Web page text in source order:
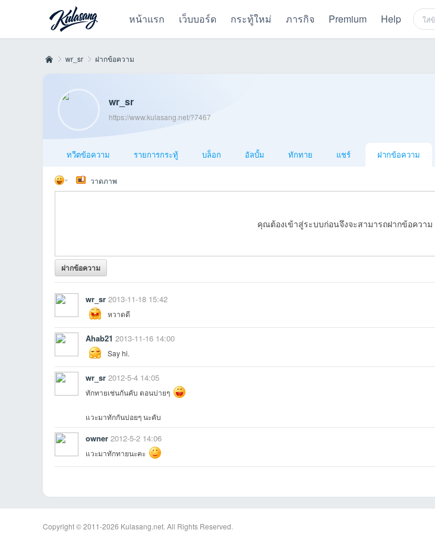
หน้าแรก เว็บบอร์ด กระทู้ใหม่ ภารกิจ Premium Help
wr_sr ฝากข้อความ
wr_sr
https://www.kulasang.net/?7467
ทวีตข้อความ รายการกระทู้ บล็อก อัลบั้ม ทักทาย แชร์ ฝากข้อความ
วาดภาพ
คุณต้องเข้าสู่ระบบก่อนจึงจะสามารถฝากข้อความ
ฝากข้อความ
wr_sr 2013-11-18 15:42
หวาดดี
Ahab21 2013-11-16 14:00
Say hi.
wr_sr 2012-5-4 14:05
ทักทายเช่นกันคับ ตอนบ่ายๆ
แวะมาทักกันบ่อยๆ นะคับ
owner 2012-5-2 14:06
แวะมาทักทายนะคะ
Copyright © 2011-2026 Kulasang.net. All Rights Reserved.